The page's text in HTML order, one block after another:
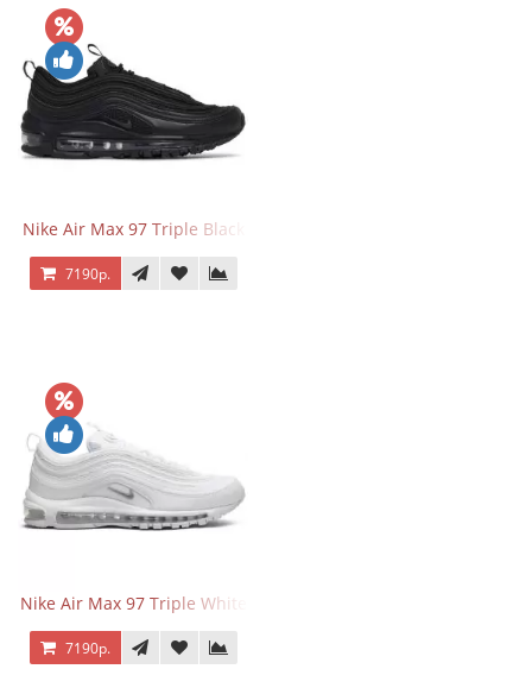
Nike Air Max 97 Triple Black
7190р.
Nike Air Max 97 Triple White
7190р.